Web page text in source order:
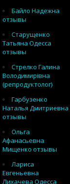
Байло Надежна
отзывы
Старущенко
Татьяна Одесса
отзывы
Стрелко Галина
Володимирівна
(репродуктолог)
Гарбузенко
Наталья Дмитриевна
отзывы
Ольга
Афанасьевна
Мищенко отзывы
Лариса
Евгеньевна
Лихачева Одесса